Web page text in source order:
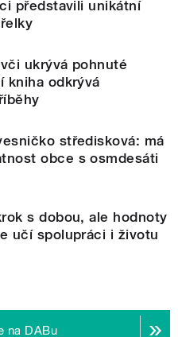
představili unikátní
ukrývá pohnuté
kniha odkrývá
středisková: má
obce s osmdesáti
s dobou, ale hodnoty
učí spolupráci i životu
na DABu